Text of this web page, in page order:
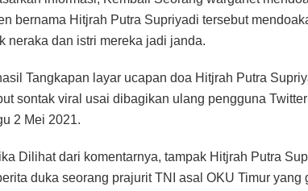
bernama Hitjrah Putra Supriyadi tersebut
neraka dan istri mereka jadi janda.
Tangkapan layar ucapan doa Hitjrah Putra
sontak viral usai dibagikan ulang pengguna
2 Mei 2021.
Dilihat dari komentarnya, tampak Hitjrah Putra
duka seorang prajurit TNI asal OKU Timur yang